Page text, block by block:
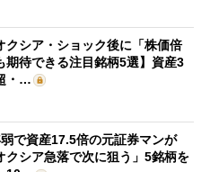
クシア・ショック後に「株価倍
期待できる注目銘柄5選】資産3
・…
弱で資産17.5倍の元証券マンが
クシア急落で次に狙う」5銘柄を